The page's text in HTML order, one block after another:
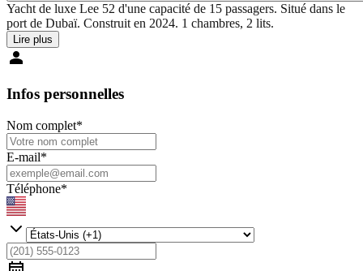
Yacht de luxe Lee 52 d'une capacité de 15 passagers. Situé dans le
port de Dubaï. Construit en 2024. 1 chambres, 2 lits.
Lire plus
Infos personnelles
Nom complet*
E-mail*
Téléphone*